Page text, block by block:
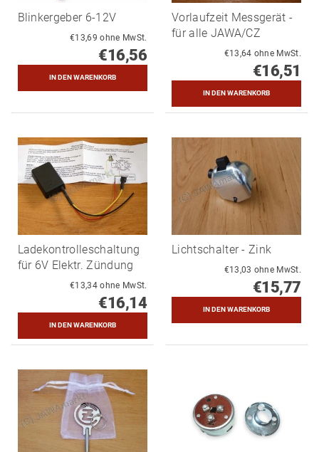
Blinkergeber 6-12V
€13,69 ohne MwSt.
€16,56
Vorlaufzeit Messgerät -
für alle JAWA/CZ
€13,64 ohne MwSt.
€16,51
Ladekontrolleschaltung
für 6V Elektr. Zündung
€13,34 ohne MwSt.
€16,14
Lichtschalter - Zink
€13,03 ohne MwSt.
€15,77